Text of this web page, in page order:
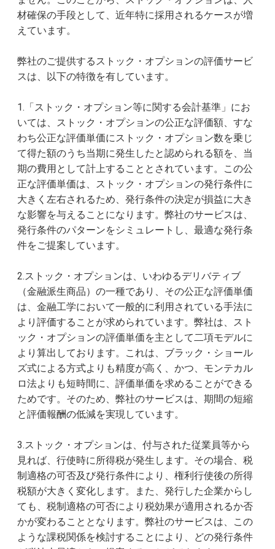
材確保の手段として、近年特に採用されるケースが増
えています。
弊社のご提供するストック・オプションの評価サービ
スは、以下の特徴を有しています。
1.「ストック・オプション等に関する会計基準」にお
いては、ストック・オプションの公正な評価額、すな
わち公正な評価単価にストック・オプション数を乗じ
て得た額のうち当期に発生したと認められる額を、当
期の費用として計上することとされています。この公
正な評価単価は、ストック・オプションの発行条件に
大きく左右されるため、発行条件の決定が損益に大き
な影響を与えることになります。弊社のサービスは、
発行条件のパターンをシミュレートし、最適な発行条
件をご提案しています。
2.ストック・オプションは、いわゆるデリバティブ
（金融派生商品）の一種であり、その公正な評価単価
は、金融工学において一般的に利用されている手法に
より評価することが求められています。弊社は、スト
ック・オプションの評価単価を主として二項モデルに
より算出しております。これは、ブラック・ショール
ズ式による方式よりも精度が高く、かつ、モンテカル
ロ法よりも短時間に、評価単価を求めることができる
ためです。そのため、弊社のサービスは、期間の短縮
と評価報酬の低減を実現しています。
3.ストック・オプションは、付与された従業員等から
見れば、行使時に所得税が発生します。その場合、税
制適格の可否及び発行条件により、権利行使後の所得
税額が大きく変化します。また、発行した企業からし
ても、税制適格の可否により税効果が適用されるか否
かが変わることとなります。弊社のサービスは、この
ような課税関係を検討することにより、どの発行条件